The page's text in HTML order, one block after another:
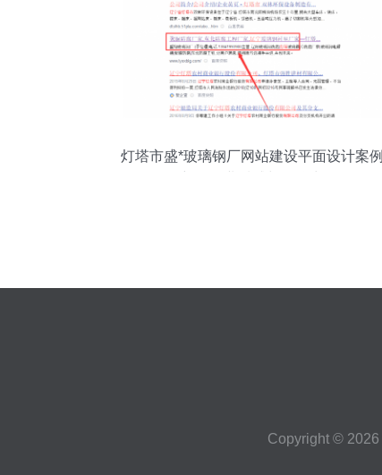
灯塔市盛*玻璃钢厂网站建设平面设计案例
Copyright © 2026